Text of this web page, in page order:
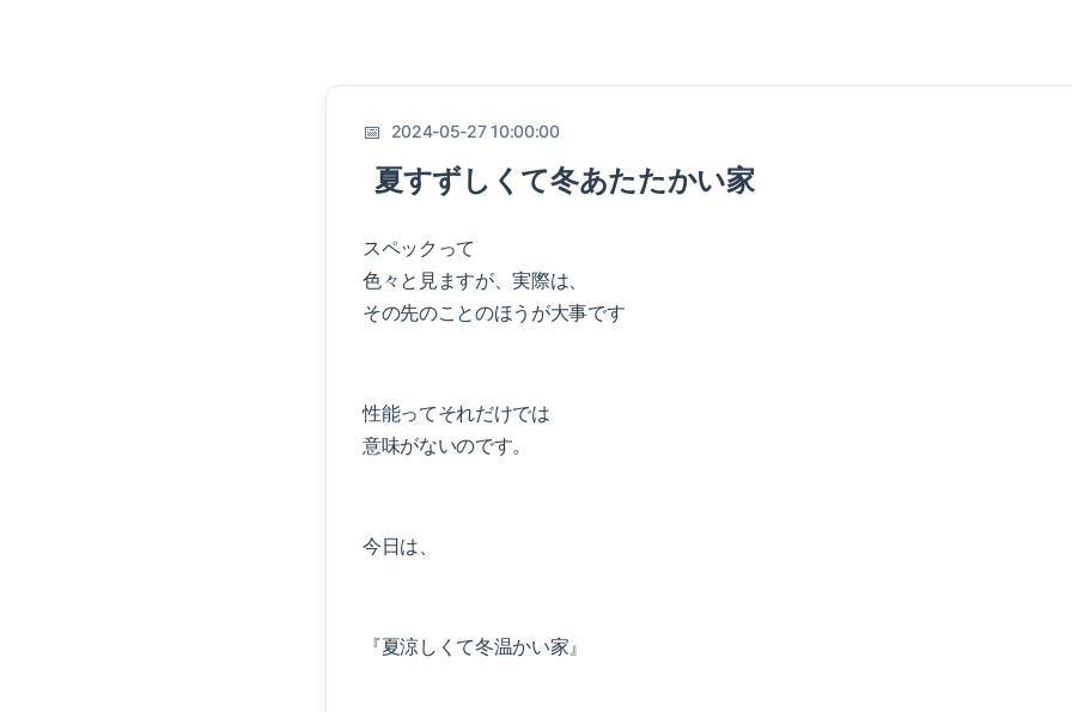
2024-05-27 10:00:00
夏すずしくて冬あたたかい家
スペックって
色々と見ますが、実際は、
その先のことのほうが大事です
性能ってそれだけでは
意味がないのです。
今日は、
『夏涼しくて冬温かい家』